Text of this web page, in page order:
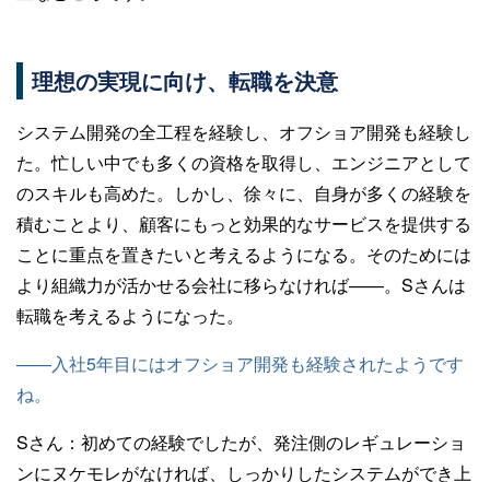
理想の実現に向け、転職を決意
システム開発の全工程を経験し、オフショア開発も経験し
た。忙しい中でも多くの資格を取得し、エンジニアとして
のスキルも高めた。しかし、徐々に、自身が多くの経験を
積むことより、顧客にもっと効果的なサービスを提供する
ことに重点を置きたいと考えるようになる。そのためには
より組織力が活かせる会社に移らなければ——。Sさんは
転職を考えるようになった。
——入社5年目にはオフショア開発も経験されたようです
ね。
Sさん： 初めての経験でしたが、発注側のレギュレーショ
ンにヌケモレがなければ、しっかりしたシステムができ上